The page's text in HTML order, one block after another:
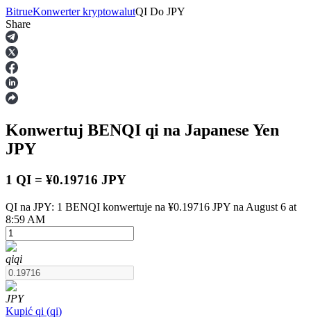
Kontrakty terminowe
Kontrakty terminowe na USDT
BitrueKonwerter kryptowalutQI Do JPY
Share
Konwertuj BENQI qi na Japanese Yen
JPY
1 QI = ¥0.19716 JPY
QI na JPY: 1 BENQI konwertuje na ¥0.19716 JPY na August 6 at
8:59 AM
qiqi
JPY
Kupić qi (qi)